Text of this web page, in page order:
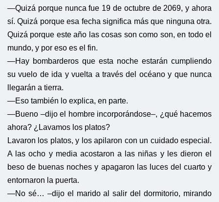
—Quizá porque nunca fue 19 de octubre de 2069, y ahora
sí. Quizá porque esa fecha significa más que ninguna otra.
Quizá porque este año las cosas son como son, en todo el
mundo, y por eso es el fin.
—Hay bombarderos que esta noche estarán cumpliendo
su vuelo de ida y vuelta a través del océano y que nunca
llegarán a tierra.
—Eso también lo explica, en parte.
—Bueno –dijo el hombre incorporándose–, ¿qué hacemos
ahora? ¿Lavamos los platos?
Lavaron los platos, y los apilaron con un cuidado especial.
A las ocho y media acostaron a las niñas y les dieron el
beso de buenas noches y apagaron las luces del cuarto y
entornaron la puerta.
—No sé… –dijo el marido al salir del dormitorio, mirando